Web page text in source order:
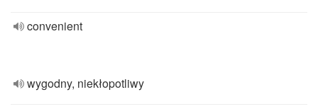
convenient
wygodny, niekłopotliwy